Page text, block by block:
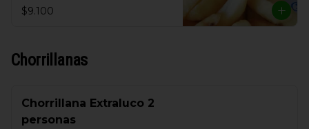
$9.100
Chorrillanas
Chorrillana Extraluco 2
personas